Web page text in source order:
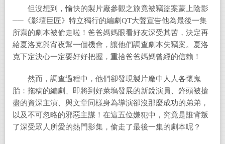
但沒想到，愉快的製片廠參觀之旅竟被竊盜案蒙上陰影
──《影壇巨匠》特立獨行的編劇QT大聲宣告他為最後一集
所寫的劇本被偷走啦！爸爸媽媽眼看好友深受其苦，決定再
給夏洛克與宵夜幫一個機會，讓他們調查劇本失竊案。夏洛
克下定決心一定要好好把握，重拾爸爸媽媽曾經的信賴！
然而，調查過程中，他們卻發現製片廠中人人各懷鬼
胎：拖稿的編劇、即將到好萊塢發展的新銳演員、鋒頭被搶
盡的資深主演、與文章同樣身為導演卻沒那麼成功的弟弟，
以及不可忽略的邪惡主謀！在這五位嫌犯中，究竟是誰背叛
了深受眾人所愛的熱門影集，偷走了最後一集的劇本呢？